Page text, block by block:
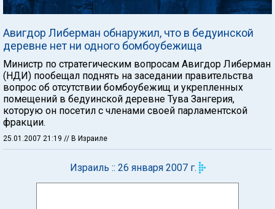
Авигдор Либерман обнаружил, что в бедуинской
деревне нет ни одного бомбоубежища
Министр по стратегическим вопросам Авигдор Либерман
(НДИ) пообещал поднять на заседании правительства
вопрос об отсутствии бомбоубежищ и укрепленных
помещений в бедуинской деревне Тува Зангерия,
которую он посетил с членами своей парламентской
фракции.
25.01.2007 21:19 // В Израиле
Израиль :: 26 января 2007 г.